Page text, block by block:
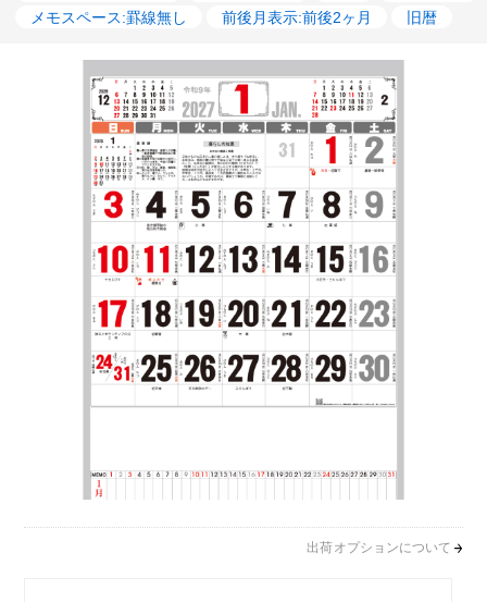
メモスペース:罫線無し
前後月表示:前後2ヶ月 旧暦
出荷オプションについて